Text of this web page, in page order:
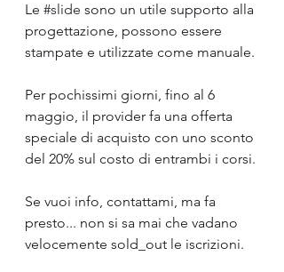
Le #slide sono un utile supporto alla
progettazione, possono essere
stampate e utilizzate come manuale.
Per pochissimi giorni, fino al 6
maggio, il provider fa una offerta
speciale di acquisto con uno sconto
del 20% sul costo di entrambi i corsi.
Se vuoi info, contattami, ma fa
presto... non si sa mai che vadano
velocemente sold_out le iscrizioni.